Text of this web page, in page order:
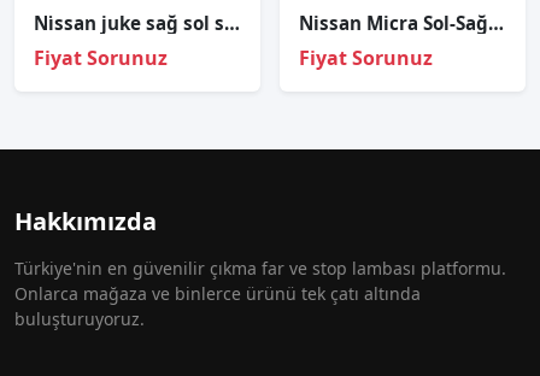
Ni̇ssan juke sağ sol stop sıfır i̇thal 2014-2019
Fiyat Sorunuz
Nissan Micra Sol-Sağ Far .2002 2008.
Fiyat Sorunuz
Hakkımızda
Türkiye'nin en güvenilir çıkma far ve stop lambası platformu.
Onlarca mağaza ve binlerce ürünü tek çatı altında
buluşturuyoruz.